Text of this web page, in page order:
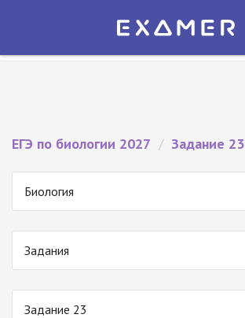
Экзамер — ЕГЭ 2027
ЕГЭ по биологии 2027 / Задание 23
Биология
Задания
Задание 23